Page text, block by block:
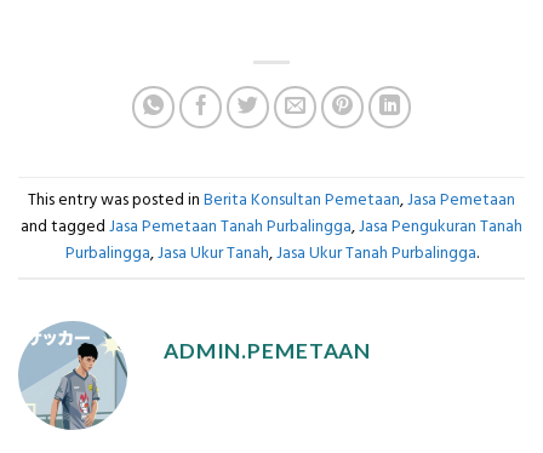
This entry was posted in Berita Konsultan Pemetaan,Jasa Pemetaan
and tagged Jasa Pemetaan Tanah Purbalingga,Jasa Pengukuran Tanah
Purbalingga,Jasa Ukur Tanah,Jasa Ukur Tanah Purbalingga.
ADMIN.PEMETAAN